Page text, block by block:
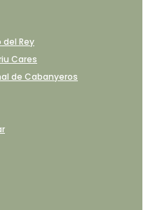
Rey
Cares
de Cabanyeros